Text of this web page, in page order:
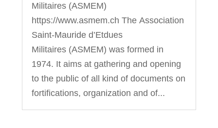
Militaires (ASMEM)
https://www.asmem.ch The Association
Saint-Mauride d’Etdues
Militaires (ASMEM) was formed in
1974. It aims at gathering and opening
to the public of all kind of documents on
fortifications, organization and of...